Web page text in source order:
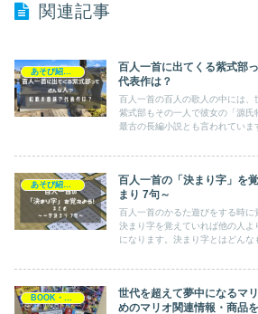
関連記事
あそび紹介！
百人一首に出てくる紫式部
代表作は？
百人一首の百人の歌人の中には、
紫式部もその一人で彼女の「源
最古の長編小説とも言われていま
あそび紹介！
百人一首の「決まり字」を
まり 7句～
百人一首のかるた遊びをする時に
決まり字を覚えていれば他の人よ
になります。決まり字とはどんな
BOOK・アニメ
世代を超えて夢中になるマ
めのマリオ関連情報・商品